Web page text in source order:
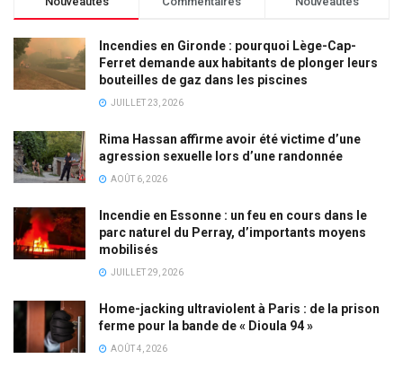
Incendies en Gironde : pourquoi Lège-Cap-
Ferret demande aux habitants de plonger leurs
bouteilles de gaz dans les piscines
JUILLET 23, 2026
Rima Hassan affirme avoir été victime d’une
agression sexuelle lors d’une randonnée
AOÛT 6, 2026
Incendie en Essonne : un feu en cours dans le
parc naturel du Perray, d’importants moyens
mobilisés
JUILLET 29, 2026
Home-jacking ultraviolent à Paris : de la prison
ferme pour la bande de « Dioula 94 »
AOÛT 4, 2026